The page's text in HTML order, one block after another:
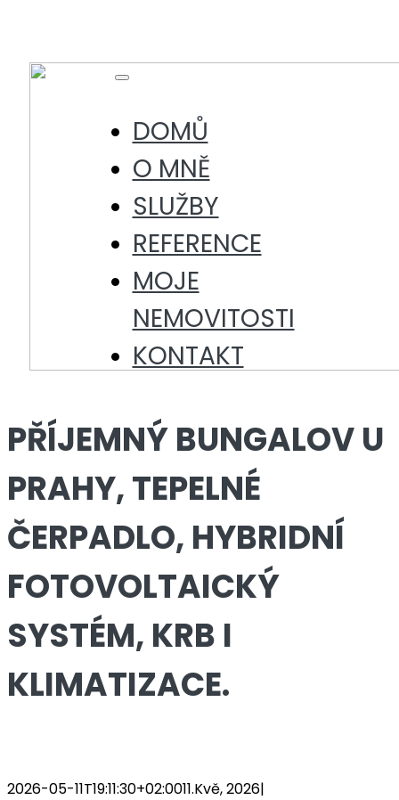
content
Toggle
DOMŮ
O MNĚ
SLUŽBY
REFERENCE
MOJE
NEMOVITOSTI
KONTAKT
PŘÍJEMNÝ BUNGALOV U
PRAHY, TEPELNÉ
ČERPADLO, HYBRIDNÍ
FOTOVOLTAICKÝ
SYSTÉM, KRB I
KLIMATIZACE.
2026-05-11T19:11:30+02:0011.Kvě, 2026|